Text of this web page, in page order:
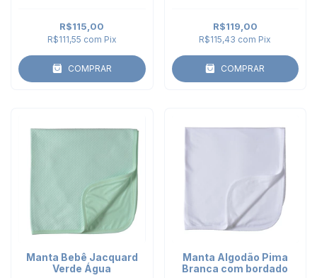
R$115,00
R$111,55 com Pix
COMPRAR
R$119,00
R$115,43 com Pix
COMPRAR
Manta Bebê Jacquard
Verde Água
Manta Algodão Pima
Branca com bordado